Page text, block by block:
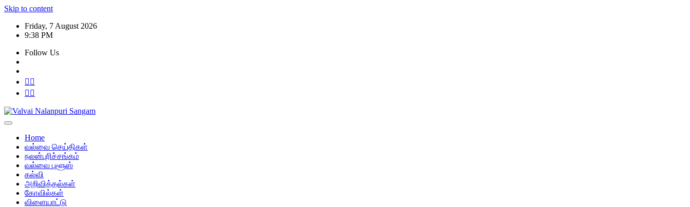
Skip to content
Friday, 7 August 2026
9:38 PM
Follow Us
Home
வல்வை செய்திகள்
நலன்புரிச்சங்கம்
வல்வை புளூஸ்
கல்வி
அறிவித்தல்கள்
கோவில்கள்
விளையாட்டு